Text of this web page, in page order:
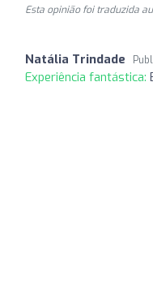
Esta opinião foi traduzida
Natália Trindade
Experiência fantástica: